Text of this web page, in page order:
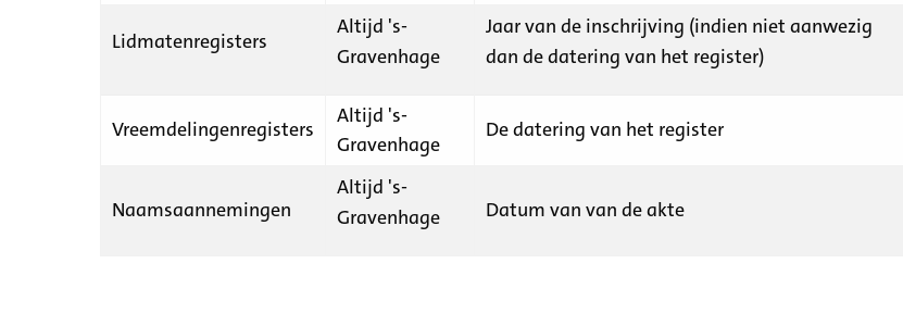
Lidmatenregisters
Altijd 's-
Gravenhage
Jaar van de inschrijving (indien niet aanwezig
dan de datering van het register)
Vreemdelingenregisters
Altijd 's-
Gravenhage
De datering van het register
Naamsaannemingen
Altijd 's-
Gravenhage
Datum van van de akte